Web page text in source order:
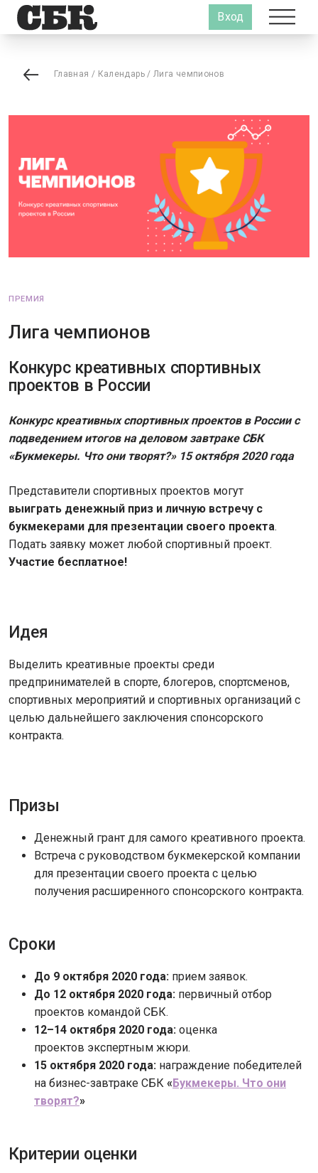
Вход
Главная / Календарь/ Лига чемпионов
ПРЕМИЯ
Лига чемпионов
Конкурс креативных спортивных
проектов в России
Конкурс креативных спортивных проектов в России с
подведением итогов на деловом завтраке СБК
«Букмекеры. Что они творят?» 15 октября 2020 года
Представители спортивных проектов могут
выиграть денежный приз и личную встречу с
букмекерами для презентации своего проекта.
Подать заявку может любой спортивный проект.
Участие бесплатное!
Идея
Выделить креативные проекты среди
предпринимателей в спорте, блогеров, спортсменов,
спортивных мероприятий и спортивных организаций с
целью дальнейшего заключения спонсорского
контракта.
Призы
Денежный грант для самого креативного проекта.
Встреча с руководством букмекерской компании
для презентации своего проекта с целью
получения расширенного спонсорского контракта.
Сроки
До 9 октября 2020 года: прием заявок.
До 12 октября 2020 года: первичный отбор
проектов командой СБК.
12–14 октября 2020 года: оценка
проектов экспертным жюри.
15 октября 2020 года: награждение победителей
на бизнес-завтраке СБК «Букмекеры. Что они
творят?»
Критерии оценки